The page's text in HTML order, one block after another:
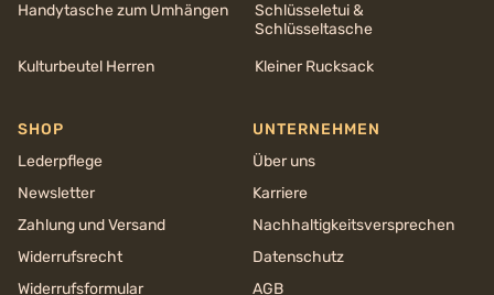
Handytasche zum Umhängen
Schlüsseletui &
Schlüsseltasche
Kulturbeutel Herren
Kleiner Rucksack
SHOP
Lederpflege
Newsletter
Zahlung und Versand
Widerrufsrecht
Widerrufsformular
UNTERNEHMEN
Über uns
Karriere
Nachhaltigkeits­versprechen
Datenschutz
AGB